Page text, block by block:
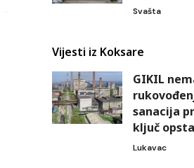
Svašta
Vijesti iz Koksare
GIKIL
sanacija
ključ
Lukavac